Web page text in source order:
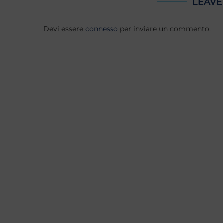
Devi essere connesso per inviare un commento.